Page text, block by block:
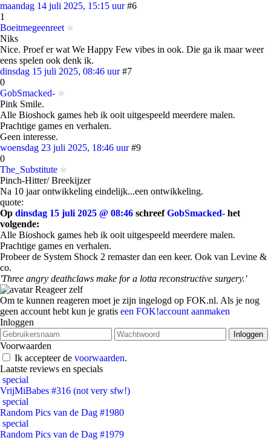
maandag 14 juli 2025, 15:15 uur #6
1
Boeitmegeenreet
Niks
Nice. Proef er wat We Happy Few vibes in ook. Die ga ik maar weer
eens spelen ook denk ik.
dinsdag 15 juli 2025, 08:46 uur #7
0
GobSmacked-
Pink Smile.
Alle Bioshock games heb ik ooit uitgespeeld meerdere malen.
Prachtige games en verhalen.
Geen interesse.
woensdag 23 juli 2025, 18:46 uur #9
0
The_Substitute
Pinch-Hitter/ Breekijzer
Na 10 jaar ontwikkeling eindelijk...een ontwikkeling.
quote:
Op dinsdag 15 juli 2025 @ 08:46 schreefGobSmacked- het
volgende:
Alle Bioshock games heb ik ooit uitgespeeld meerdere malen.
Prachtige games en verhalen.
Probeer de System Shock 2 remaster dan een keer. Ook van Levine &
co.
'Three angry deathclaws make for a lotta reconstructive surgery.'
Reageer zelf
Om te kunnen reageren moet je zijn ingelogd op FOK.nl. Als je nog
geen account hebt kun je gratis een FOK!account aanmaken
Inloggen
Voorwaarden
Ik accepteer de voorwaarden.
Laatste reviews en specials
special
VrijMiBabes #316 (not very sfw!)
special
Random Pics van de Dag #1980
special
Random Pics van de Dag #1979